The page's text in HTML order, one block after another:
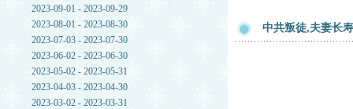
2023-09-01 - 2023-09-29
2023-08-01 - 2023-08-30
2023-07-03 - 2023-07-30
2023-06-02 - 2023-06-30
2023-05-02 - 2023-05-31
2023-04-03 - 2023-04-30
2023-03-02 - 2023-03-31
中共叛徒,夫妻长